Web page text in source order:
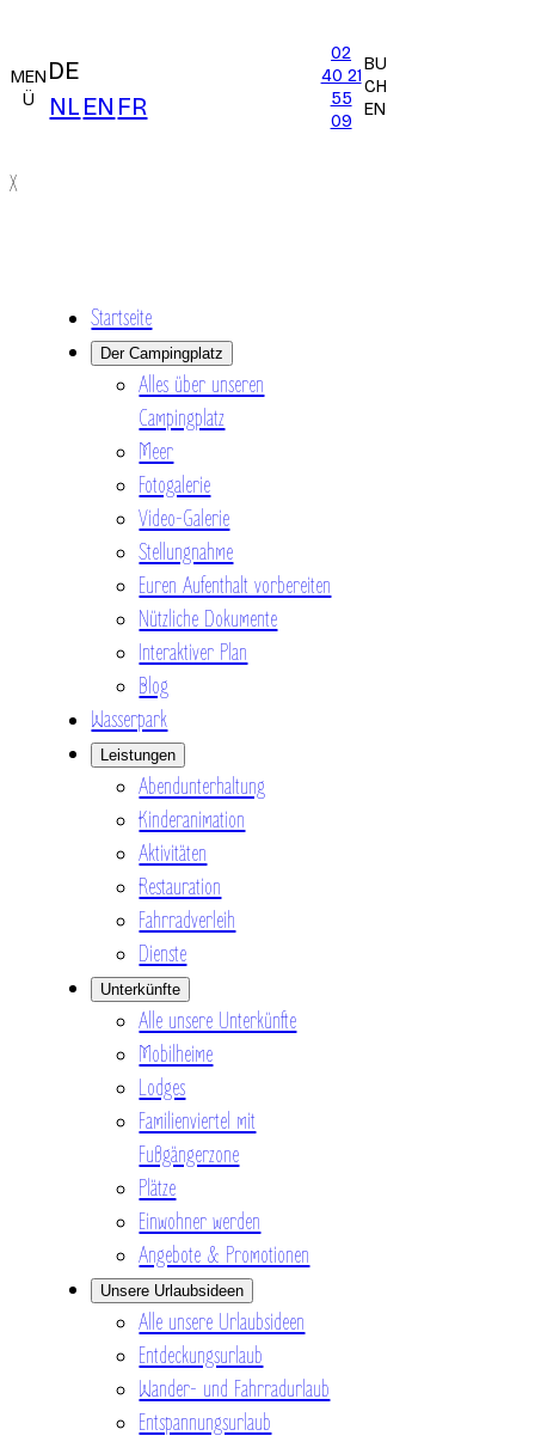
MEN
Ü
DE
NL EN FR
02
40 21
55
09
BU
CH
EN
X
Startseite
Der Campingplatz
Alles über unseren
Campingplatz
Meer
Fotogalerie
Video-Galerie
Stellungnahme
Euren Aufenthalt vorbereiten
Nützliche Dokumente
Interaktiver Plan
Blog
Wasserpark
Leistungen
Abendunterhaltung
Kinderanimation
Aktivitäten
Restauration
Fahrradverleih
Dienste
Unterkünfte
Alle unsere Unterkünfte
Mobilheime
Lodges
Familienviertel mit
Fußgängerzone
Plätze
Einwohner werden
Angebote & Promotionen
Unsere Urlaubsideen
Alle unsere Urlaubsideen
Entdeckungsurlaub
Wander- und Fahrradurlaub
Entspannungsurlaub